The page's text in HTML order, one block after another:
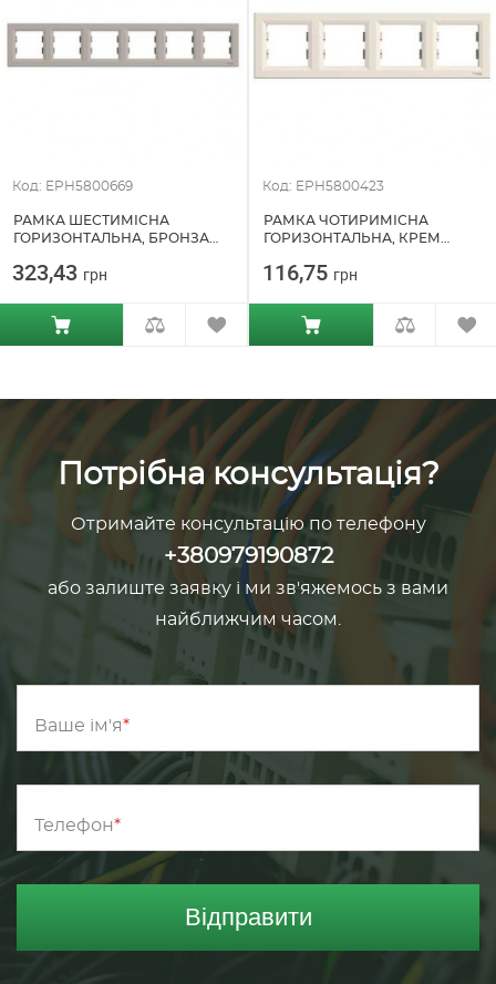
Код: EPH5800669
РАМКА ШЕСТИМІСНА
ГОРИЗОНТАЛЬНА, БРОНЗА
(EPH5800669)
323,43 грн
Код: EPH5800423
РАМКА ЧОТИРИМІСНА
ГОРИЗОНТАЛЬНА, КРЕМ
(EPH5800423)
116,75 грн
Потрібна консультація?
Отримайте консультацію по телефону
+380979190872
або залиште заявку і ми зв'яжемось з вами
найближчим часом.
Ваше ім'я
Телефон
Відправити